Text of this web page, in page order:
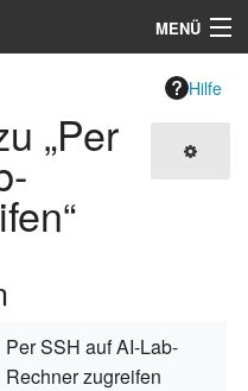
MENÜ
Hilfe
„Per
Per SSH auf AI-Lab-
Rechner zugreifen